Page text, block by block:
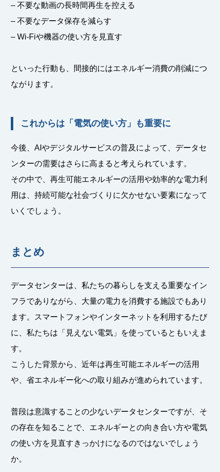
– 不要な動画の長時間再生を控える
– 不要なデータ保存を減らす
– Wi-Fiや機器の使い方を見直す
といった行動も、間接的にはエネルギー消費の削減につ
ながります。
これからは「電気の使い方」も重要に
今後、AIやデジタルサービスの普及によって、データセ
ンターの需要はさらに高まると考えられています。
その中で、再生可能エネルギーの活用や効率的な電力利
用は、持続可能な社会づくりに欠かせない要素になって
いくでしょう。
まとめ
データセンターは、私たちの暮らしを支える重要なイン
フラでありながら、大量の電力を消費する施設でもあり
ます。スマートフォンやインターネットを利用するたび
に、私たちは「見えない電気」を使っているともいえま
す。
こうした背景から、近年は再生可能エネルギーの活用
や、省エネルギー化への取り組みが進められています。
普段は意識することの少ないデータセンターですが、そ
の存在を知ることで、エネルギーとの向き合い方や電気
の使い方を見直すきっかけになるのではないでしょう
か。